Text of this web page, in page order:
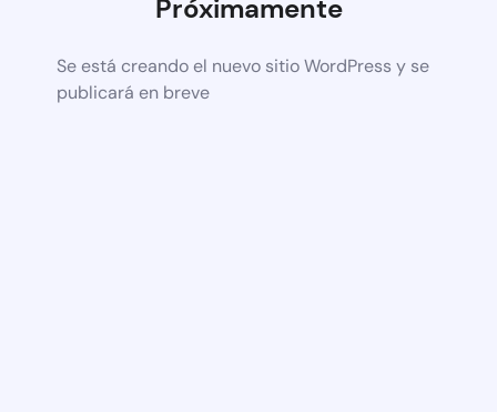
Próximamente
Se está creando el nuevo sitio WordPress y se
publicará en breve